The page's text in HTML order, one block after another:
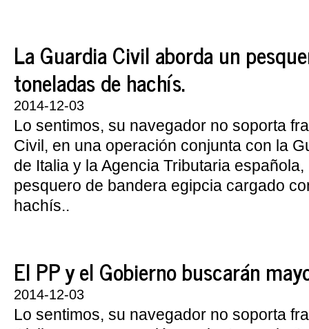
La Guardia Civil aborda un
toneladas de hachís.
2014-12-03
Lo sentimos, su navegador no soporta
Civil, en una operación conjunta con la
de Italia y la Agencia Tributaria
pesquero de bandera egipcia cargado
hachís..
El PP y el Gobierno buscarán
2014-12-03
Lo sentimos, su navegador no soporta